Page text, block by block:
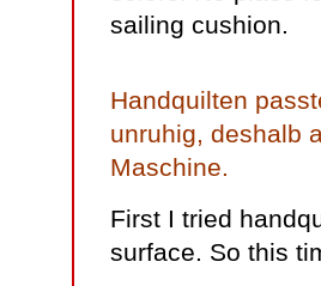
sailing cushion.
Handquilten
unruhig, deshalb
Maschine.
First I tried
surface. So this